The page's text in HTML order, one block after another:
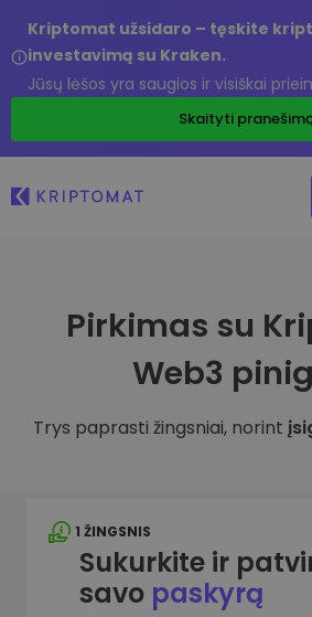
Kriptomat užsidaro – tęskite
investavimą su Kraken.
Jūsų lėšos yra saugios ir visiškai
Skaityti
Pirkimas su
Web3
Trys paprasti žingsniai, norint
1 ŽINGSNIS
Sukurkite ir
savo paskyrą